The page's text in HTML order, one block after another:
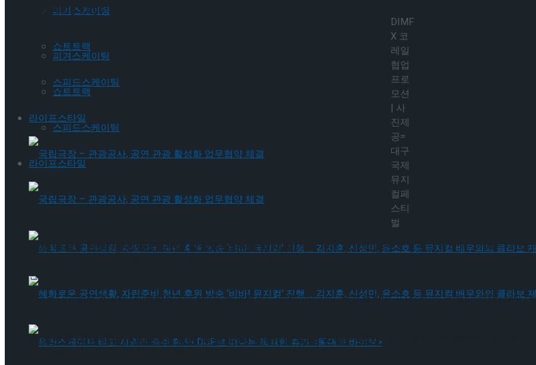
피겨스케이팅
쇼트트랙
스피드스케이팅
라이프스타일
국립극장 – 관광공사, 공연 관광 활성화 업무협약 체결
혜화로운 공연생활, 자립준비 청년 후원 방송 ‘비바! 뮤지컬’ 진행 … 김지훈, 신성민, 윤소호 등 뮤지컬
Trending Tags
피겨스케이팅
쇼트트랙
스피드스케이팅
라이프스타일
국립극장 – 관광공사, 공연 관광 활성화 업무협약 체결
혜화로운 공연생활, 자립준비 청년 후원 방송 ‘비바! 뮤지컬’ 진행 … 김지훈, 신성민, 윤소호 등 뮤지컬
DIMF
X 코
레일
협업
프로
모션
| 사
진제
공=
대구
국제
뮤지
컬페
스티
벌
타지역에서 축제를 방문하는 관람객을 위한 할인도 준비되어 있다. DIMF는 ‘코레일’과 협업해 ‘KTX 편도 티켓’과 ‘DIMF 뮤지
을 한 번에 구매할 수 있다.
또한 한국을 대표하는 출판사 (주)문학동네와 함께하는 이벤트도 마련되어 있다. 독일 문학의 거장 테오도르 폰타네(Theodor
문학동네에서 출간한 세계문학전집 중 『안나 카레니나』, 『보바리 부인』과 함께 결혼 이야기 3부작으로 꼽히는 대작 『에
격에서 60% 할인된 가격인 2만 원에 공연을 예매할 수 있다.